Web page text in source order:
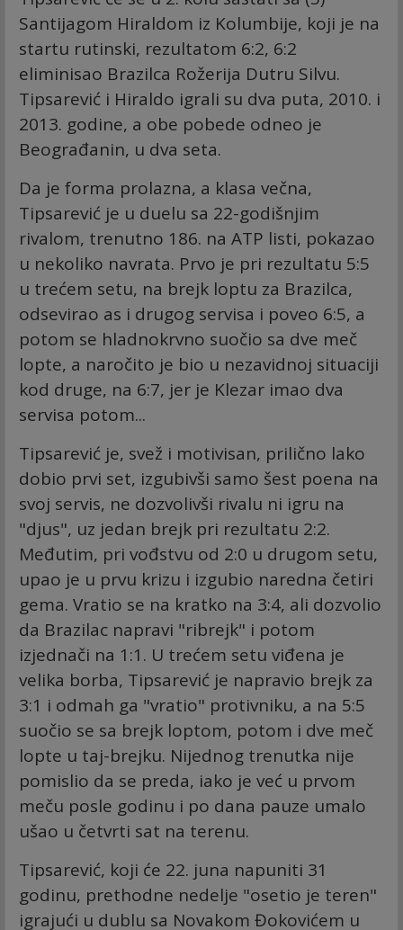
Santijagom Hiraldom iz Kolumbije, koji je na
startu rutinski, rezultatom 6:2, 6:2
eliminisao Brazilca Rožerija Dutru Silvu.
Tipsarević i Hiraldo igrali su dva puta, 2010. i
2013. godine, a obe pobede odneo je
Beograđanin, u dva seta.
Da je forma prolazna, a klasa večna,
Tipsarević je u duelu sa 22-godišnjim
rivalom, trenutno 186. na ATP listi, pokazao
u nekoliko navrata. Prvo je pri rezultatu 5:5
u trećem setu, na brejk loptu za Brazilca,
odsevirao as i drugog servisa i poveo 6:5, a
potom se hladnokrvno suočio sa dve meč
lopte, a naročito je bio u nezavidnoj situaciji
kod druge, na 6:7, jer je Klezar imao dva
servisa potom...
Tipsarević je, svež i motivisan, prilično lako
dobio prvi set, izgubivši samo šest poena na
svoj servis, ne dozvolivši rivalu ni igru na
"djus", uz jedan brejk pri rezultatu 2:2.
Međutim, pri vođstvu od 2:0 u drugom setu,
upao je u prvu krizu i izgubio naredna četiri
gema. Vratio se na kratko na 3:4, ali dozvolio
da Brazilac napravi "ribrejk" i potom
izjednači na 1:1. U trećem setu viđena je
velika borba, Tipsarević je napravio brejk za
3:1 i odmah ga "vratio" protivniku, a na 5:5
suočio se sa brejk loptom, potom i dve meč
lopte u taj-brejku. Nijednog trenutka nije
pomislio da se preda, iako je već u prvom
meču posle godinu i po dana pauze umalo
ušao u četvrti sat na terenu.
Tipsarević, koji će 22. juna napuniti 31
godinu, prethodne nedelje "osetio je teren"
igrajući u dublu sa Novakom Đokovićem u